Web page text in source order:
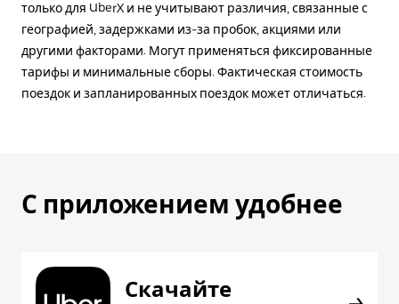
только для UberX и не учитывают различия, связанные с
географией, задержками из-за пробок, акциями или
другими факторами. Могут применяться фиксированные
тарифы и минимальные сборы. Фактическая стоимость
поездок и запланированных поездок может отличаться.
С приложением удобнее
Скачайте